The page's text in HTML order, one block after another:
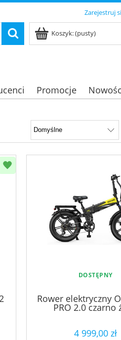
Zarejestruj
Koszyk:(pusty)
Promocje
DOSTĘPNY
Rower elektryczny
PRO 2.0 czarno
4 999,00 zł